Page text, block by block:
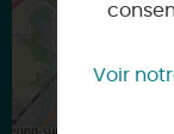
Voir